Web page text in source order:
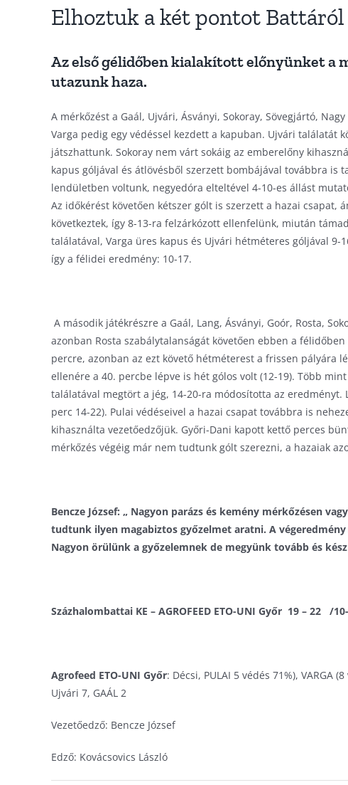
Elhoztuk a két pontot Battáról
Az első gélidőben kialakított előnyünket a
utazunk haza.
A mérkőzést a Gaál, Ujvári, Ásványi, Sokoray, Sövegjártó,
Varga pedig egy védéssel kezdett a kapuban. Ujvári találatát
játszhattunk. Sokoray nem várt sokáig az emberelőny
kapus góljával és átlövésből szerzett bombájával továbbra is
lendületben voltunk, negyedóra elteltével 4-10-es állást
Az időkérést követően kétszer gólt is szerzett a hazai csapat,
következtek, így 8-13-ra felzárkózott ellenfelünk, miután
találatával, Varga üres kapus és Ujvári hétméteres góljával
így a félidei eredmény: 10-17.
A második játékrészre a Gaál, Lang, Ásványi, Goór, Rosta,
azonban Rosta szabálytalanságát követően ebben a
percre, azonban az ezt követő hétméterest a frissen pályára
ellenére a 40. percbe lépve is hét gólos volt (12-19). Több
találatával megtört a jég, 14-20-ra módosította az
perc 14-22). Pulai védéseivel a hazai csapat továbbra is
kihasználta vezetőedzőjük. Győri-Dani kapott kettő perces
mérkőzés végéig már nem tudtunk gólt szerezni, a hazaiak
Bencze József: „ Nagyon parázs és kemény mérkőzésen
tudtunk ilyen magabiztos győzelmet aratni. A
Nagyon örülünk a győzelemnek de megyünk tovább és
Százhalombattai KE – AGROFEED ETO-UNI Győr 19 – 22 /
Agrofeed ETO-UNI Győr: Décsi, PULAI 5 védés 71%), VARGA
Ujvári 7, GAÁL 2
Vezetőedző: Bencze József
Edző: Kovácsovics László